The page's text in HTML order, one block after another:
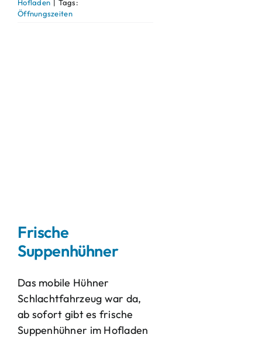
Hofladen | Tags:
Öffnungszeiten
Frische
Suppenhühner
Das mobile Hühner
Schlachtfahrzeug war da,
ab sofort gibt es frische
Suppenhühner im Hofladen